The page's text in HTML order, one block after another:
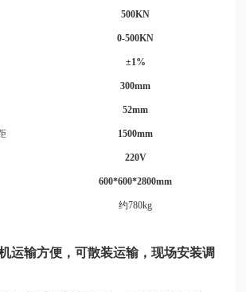
500KN
0-500KN
±1%
300mm
52mm
1500mm
220V
600*600*2800mm
约780kg
运输方便，可散装运输，现场安装调